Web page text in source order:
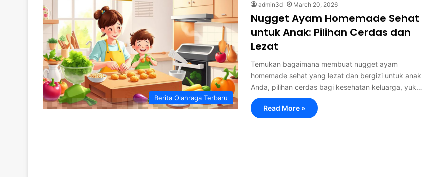
Berita Olahraga Terbaru
admin3d March 20, 2026
Nugget Ayam Homemade Sehat
untuk Anak: Pilihan Cerdas dan
Lezat
Temukan bagaimana membuat nugget ayam
homemade sehat yang lezat dan bergizi untuk anak
Anda, pilihan cerdas bagi kesehatan keluarga, yuk…
Read More »